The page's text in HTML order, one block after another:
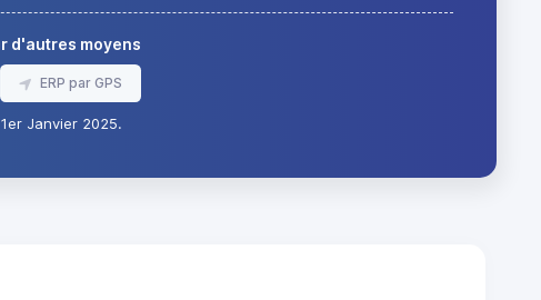
d'autres moyens
ERP par GPS
Janvier 2025.